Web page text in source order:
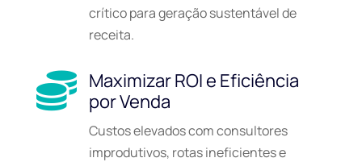
crítico para geração sustentável de
receita.
 Maximizar ROI e Eficiência
por Venda
Custos elevados com consultores
improdutivos, rotas ineficientes e